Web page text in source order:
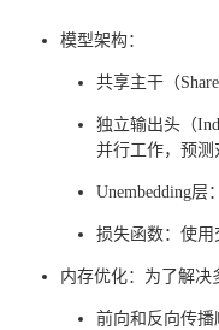
模型架构：
共享主干（
独立输出头（
并行工作，预测
Unembedding层
损失函数：使用
内存优化：为了解决
前向和反向传